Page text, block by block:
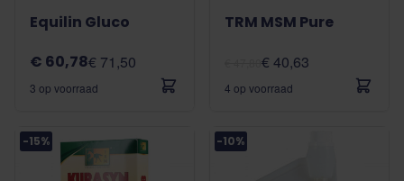
Equilin Gluco
€ 71,50
€ 60,78
3 op voorraad
TRM MSM Pure
€ 40,63
4 op voorraad
-15% -10%